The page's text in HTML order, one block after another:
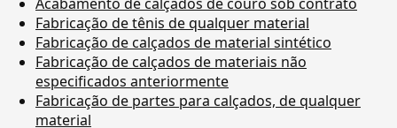
Fabricação de tênis de qualquer material
Fabricação de calçados de material sintético
Fabricação de calçados de materiais não
especificados anteriormente
Fabricação de partes para calçados, de qualquer
material